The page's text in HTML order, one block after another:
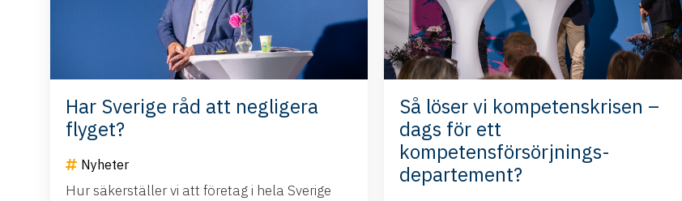
Har Sverige råd att negligera
flyget?
Nyheter
Hur säkerställer vi att företag i hela Sverige
Så löser vi kompetenskrisen –
dags för ett
kompetensförsörjnings-
departement?